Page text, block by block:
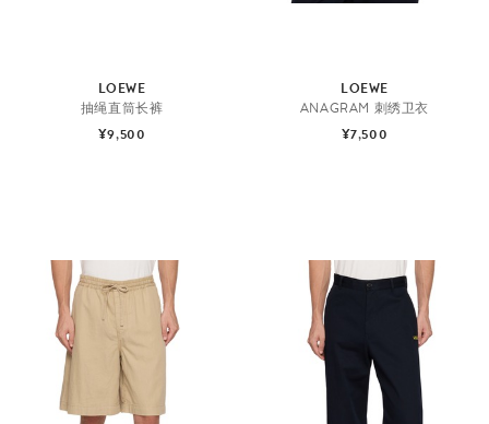
LOEWE
抽绳直筒长裤
¥9,500
LOEWE
ANAGRAM 刺绣卫衣
¥7,500